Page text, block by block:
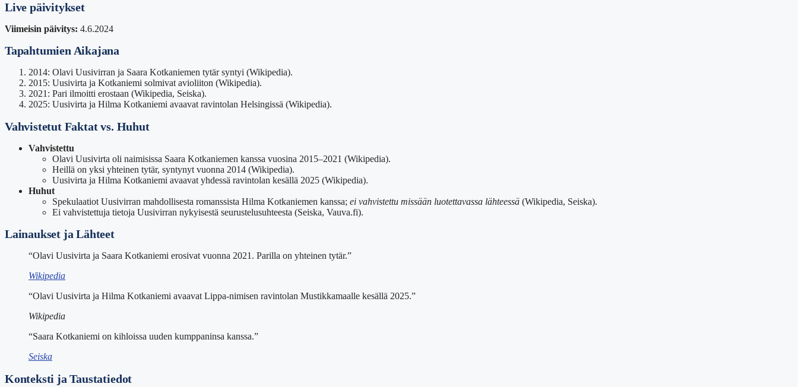
Live päivitykset
Viimeisin päivitys: 4.6.2024
Tapahtumien Aikajana
2014: Olavi Uusivirran ja Saara Kotkaniemen tytär syntyi (Wikipedia).
2015: Uusivirta ja Kotkaniemi solmivat avioliiton (Wikipedia).
2021: Pari ilmoitti erostaan (Wikipedia, Seiska).
2025: Uusivirta ja Hilma Kotkaniemi avaavat ravintolan Helsingissä (Wikipedia).
Vahvistetut Faktat vs. Huhut
Vahvistettu
Olavi Uusivirta oli naimisissa Saara Kotkaniemen kanssa vuosina 2015–2021 (Wikipedia).
Heillä on yksi yhteinen tytär, syntynyt vuonna 2014 (Wikipedia).
Uusivirta ja Hilma Kotkaniemi avaavat yhdessä ravintolan kesällä 2025 (Wikipedia).
Huhut
Spekulaatiot Uusivirran mahdollisesta romanssista Hilma Kotkaniemen kanssa; ei vahvistettu missään luotettavassa lähteessä (Wikipedia, Seiska).
Ei vahvistettuja tietoja Uusivirran nykyisestä seurustelusuhteesta (Seiska, Vauva.fi).
Lainaukset ja Lähteet
“Olavi Uusivirta ja Saara Kotkaniemi erosivat vuonna 2021. Parilla on yhteinen tytär.”
Wikipedia
“Olavi Uusivirta ja Hilma Kotkaniemi avaavat Lippa-nimisen ravintolan Mustikkamaalle kesällä 2025.”
Wikipedia
“Saara Kotkaniemi on kihloissa uuden kumppaninsa kanssa.”
Seiska
Konteksti ja Taustatiedot